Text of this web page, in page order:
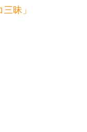
昧」